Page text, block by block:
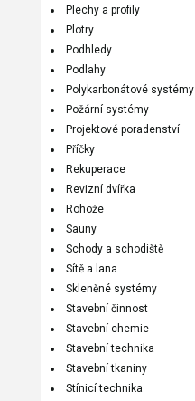
Plechy a profily
Plotry
Podhledy
Podlahy
Polykarbonátové systémy
Požární systémy
Projektové poradenství
Příčky
Rekuperace
Revizní dvířka
Rohože
Sauny
Schody a schodiště
Sítě a lana
Skleněné systémy
Stavební činnost
Stavební chemie
Stavební technika
Stavební tkaniny
Stínicí technika